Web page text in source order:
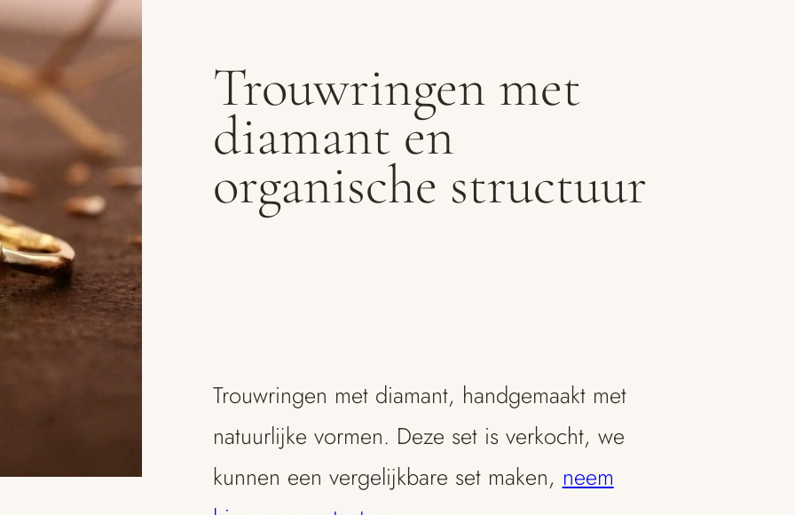
Trouwringen met
diamant en
organische structuur
Trouwringen met diamant, handgemaakt met
natuurlijke vormen. Deze set is verkocht, we
kunnen een vergelijkbare set maken, neem